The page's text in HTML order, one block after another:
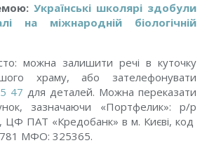
Українські школярі здобули
на міжнародній біологічній
можна залишити речі в куточку
храму, або зателефонувати
47 для деталей. Можна переказати
зазначаючи «Портфелик»: р/р
ЦФ ПАТ «Кредобанк» в м. Києві, код
МФО: 325365.